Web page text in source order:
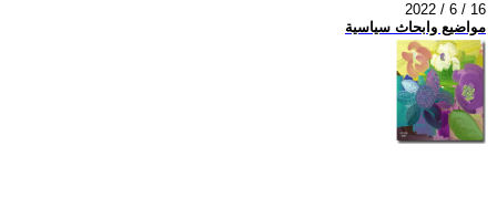
2022 / 6 / 16
مواضيع وابحاث سياسية